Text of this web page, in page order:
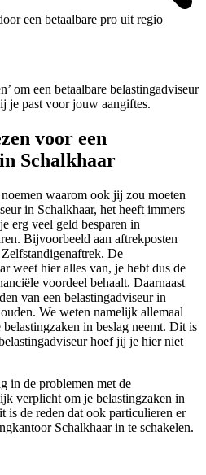
een betaalbare pro uit regio
om een betaalbare belastingadviseur
je past voor jouw aangiftes.
voor een
Schalkhaar
waarom ook jij zou moeten
in Schalkhaar, het heeft immers
erg veel geld besparen in
Bijvoorbeeld aan aftrekposten
De
weet hier alles van, je hebt dus de
voordeel behaalt. Daarnaast
van een belastingadviseur in
We weten namelijk allemaal
in beslag neemt. Dit is
hoef jij je hier niet
in de problemen met de
verplicht om je belastingzaken in
is de reden dat ook particulieren er
Schalkhaar in te schakelen.